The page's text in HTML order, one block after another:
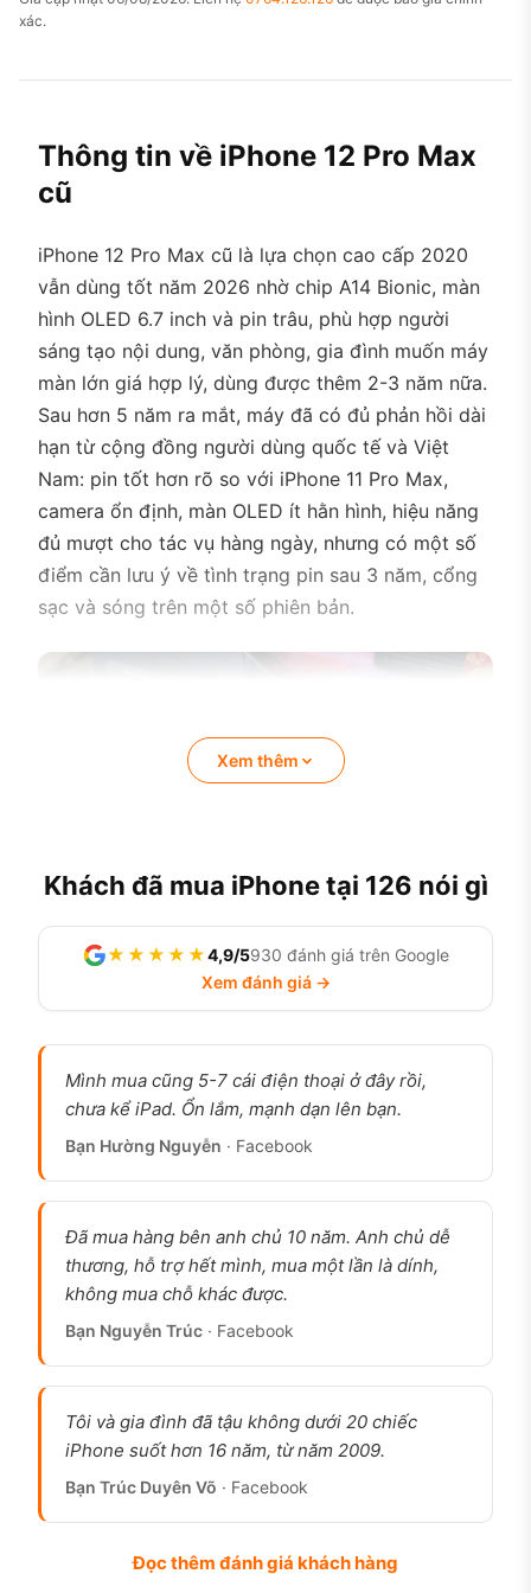
xác.
Thông tin về iPhone 12 Pro Max
cũ
iPhone 12 Pro Max cũ là lựa chọn cao cấp 2020
vẫn dùng tốt năm 2026 nhờ chip A14 Bionic, màn
hình OLED 6.7 inch và pin trâu, phù hợp người
sáng tạo nội dung, văn phòng, gia đình muốn máy
màn lớn giá hợp lý, dùng được thêm 2-3 năm nữa.
Sau hơn 5 năm ra mắt, máy đã có đủ phản hồi dài
hạn từ cộng đồng người dùng quốc tế và Việt
Nam: pin tốt hơn rõ so với iPhone 11 Pro Max,
camera ổn định, màn OLED ít hằn hình, hiệu năng
đủ mượt cho tác vụ hàng ngày, nhưng có một số
điểm cần lưu ý về tình trạng pin sau 3 năm, cổng
sạc và sóng trên một số phiên bản.
iPhone 12 Pro Max cũ Siêu lướt, pin 100%, sạc
chưa quá 100 lần, ảnh thật tại cửa hàng 126.vn
iPhone 12 Pro Max cũ có đáng mua
không?
màn lớn 6.7 inch, pin trâu, camera LiDAR ổn định
Max. Chip A14 Bionic vẫn xử lý tốt các tác vụ
hàng ngày, duyệt web, mạng xã hội, gọi Zalo, xem
phim, chụp ảnh, quay video 4K. Cộng đồng người
dùng quốc tế ghi nhận máy “still works like charm”
hình 120Hz ProMotion và camera tele zoom xa
Xem thêm
Khách đã mua iPhone tại 126 nói gì
★★★★★4,9/5930 đánh giá trên Google
Xem đánh giá →
Mình mua cũng 5-7 cái điện thoại ở đây rồi,
chưa kể iPad. Ổn lắm, mạnh dạn lên bạn.
Bạn Hường Nguyễn · Facebook
Đã mua hàng bên anh chủ 10 năm. Anh chủ dễ
thương, hỗ trợ hết mình, mua một lần là dính,
không mua chỗ khác được.
Bạn Nguyễn Trúc · Facebook
Tôi và gia đình đã tậu không dưới 20 chiếc
iPhone suốt hơn 16 năm, từ năm 2009.
Bạn Trúc Duyên Võ · Facebook
Đọc thêm đánh giá khách hàng